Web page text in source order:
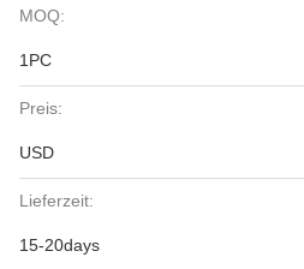
MOQ:
1PC
Preis:
USD
Lieferzeit:
15-20days